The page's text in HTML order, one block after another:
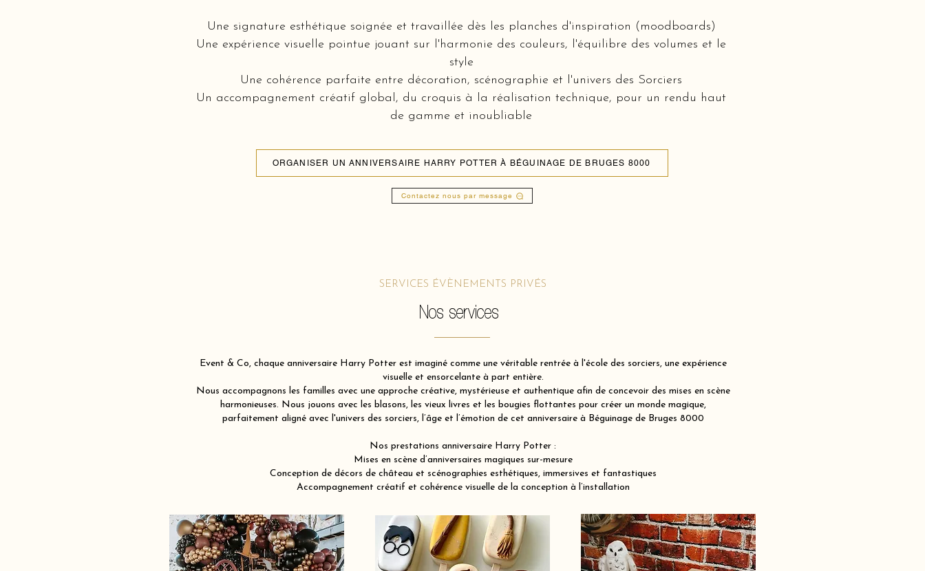
Une signature esthétique soignée et travaillée dès les planches d'inspiration (moodboards)
Une expérience visuelle pointue jouant sur l'harmonie des couleurs, l'équilibre des volumes et le
style
Une cohérence parfaite entre décoration, scénographie et l'univers des Sorciers
Un accompagnement créatif global, du croquis à la réalisation technique, pour un rendu haut
de gamme et inoubliable
ORGANISER UN ANNIVERSAIRE HARRY POTTER À BÉGUINAGE DE BRUGES 8000
Contactez nous par message
SERVICES ÉVÈNEMENTS PRIVÉS
Nos services
Event & Co, chaque anniversaire Harry Potter est imaginé comme une véritable rentrée à l'école des sorciers, une expérience
visuelle et ensorcelante à part entière.
Nous accompagnons les familles avec une approche créative, mystérieuse et authentique afin de concevoir des mises en scène
harmonieuses. Nous jouons avec les blasons, les vieux livres et les bougies flottantes pour créer un monde magique,
parfaitement aligné avec l'univers des sorciers, l’âge et l’émotion de cet anniversaire à Béguinage de Bruges 8000
Nos prestations anniversaire Harry Potter :
Mises en scène d’anniversaires magiques sur-mesure
Conception de décors de château et scénographies esthétiques, immersives et fantastiques
Accompagnement créatif et cohérence visuelle de la conception à l’installation